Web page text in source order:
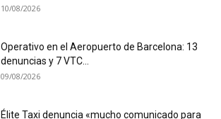
10/08/2026
Operativo en el Aeropuerto de Barcelona: 13
denuncias y 7 VTC...
09/08/2026
Élite Taxi denuncia «mucho comunicado para